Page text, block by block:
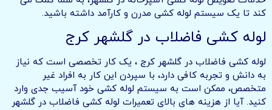
کند تا یک سیستم لوله کشی مدرن و کارآمد داشته باشید.
لوله کشی فاضلاب در گلشهر کرج
لوله کشی فاضلاب در گلشهر کرج ، یک کار تخصصی است که نیاز
به دانش و تجربه کافی دارد، با سپردن این کار به افراد غیر
متخصص، ممکن است به سیستم لوله کشی خود آسیب جدی وارد
کنید. آیا از هزینه های بالای تعمیرات لوله کشی فاضلاب در گلشهر